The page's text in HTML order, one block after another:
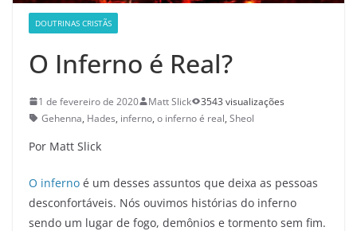
DOUTRINAS CRISTÃS
O Inferno é Real?
1 de fevereiro de 2020 Matt Slick
3543 visualizações
Gehenna, Hades, inferno, o inferno é real, Sheol
Por Matt Slick
O inferno é um desses assuntos que deixa as pessoas
desconfortáveis. Nós ouvimos histórias do inferno
sendo um lugar de fogo, demônios e tormento sem fim.